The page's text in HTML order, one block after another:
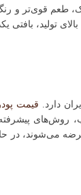
طعم قوی‌تر و
تولید،
دارد. قیمت
پیشرفته
می‌شوند، در